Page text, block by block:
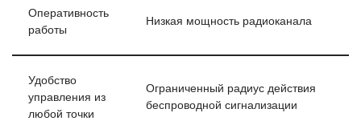
Оперативность
работы
Низкая мощность радиоканала
Удобство
управления из
любой точки
Ограниченный радиус действия
беспроводной сигнализации